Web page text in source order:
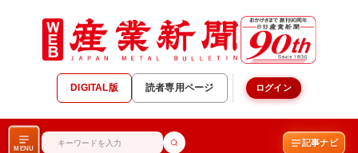
DIGITAL版 読者専用ページ ログイン
MENU
記事ナビ